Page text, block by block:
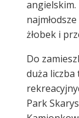
żłobek i
Do
duża liczba
Park